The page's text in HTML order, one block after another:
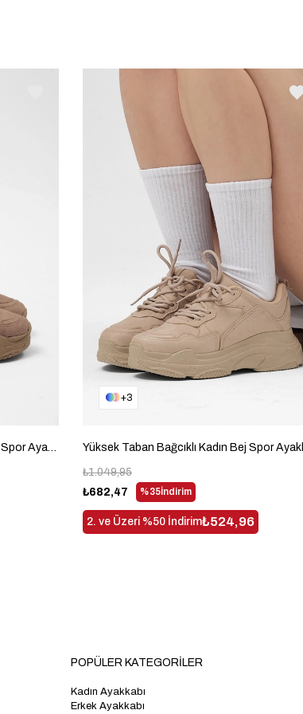
Kullanım Alanı
Dış Materyal
Desen
Cinsiyet
Yüksek Taban Bağcıklı Kadın Vizon Spor Ayakkabı BLS-Q-1
3
%35İndirim
₺682,47
₺1.049,95
2. ve Üzeri %50 İndirim₺524,96
POPÜLER KATEGORİLER
Kadın Ayakkabı
Erkek Ayakkabı